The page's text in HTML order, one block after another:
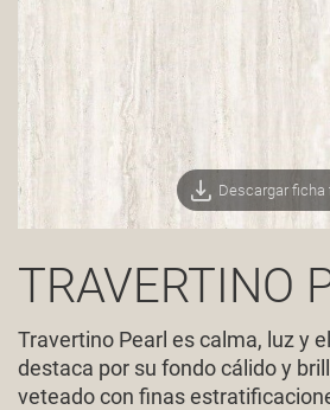
Descargar ficha
TRAVERTINO
Travertino Pearl es calma, luz y
destaca por su fondo cálido y
veteado con finas